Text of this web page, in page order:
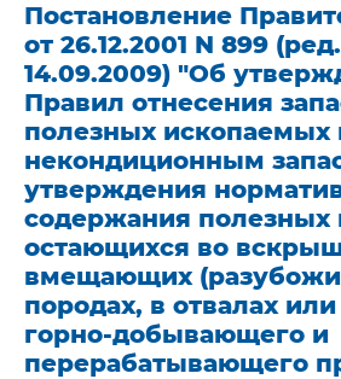
Постановление
от 26.12.2001 N 899
14.09.2009) "Об
Правил отнесения
полезных ископаемых
некондиционным
утверждения
содержания полезных
остающихся во
вмещающих
породах, в отвалах
горно-добывающего и
перерабатывающего